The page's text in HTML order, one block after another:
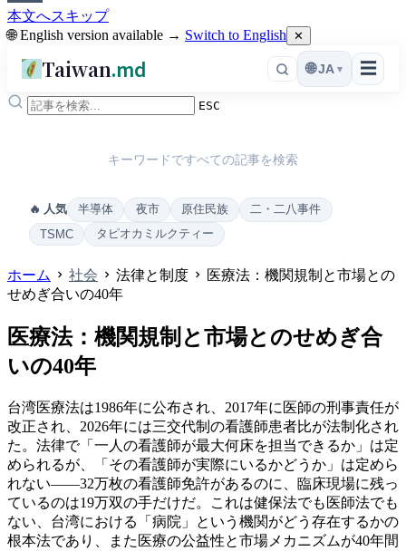
本文へスキップ
🌐 English version available → Switch to English ✕
Taiwan.md ☰
🌐 JA ▾
ESC
キーワードですべての記事を検索
🔥 人気 半導体 夜市 原住民族
二・二八事件
TSMC
タピオカミルクティー
ホーム 社会 法律と制度
医療法：機関規制と市場との
せめぎ合いの40年
医療法：機関規制と市場とのせめぎ合
いの40年
台湾医療法は1986年に公布され、2017年に医師の刑事責任が
改正され、2026年には三交代制の看護師患者比が法制化され
た。法律で「一人の看護師が最大何床を担当できるか」は定
められるが、「その看護師が実際にいるかどうか」は定めら
れない——32万枚の看護師免許があるのに、臨床現場に残っ
ているのは19万双の手だけだ。これは健保法でも医師法でも
ない、台湾における「病院」という機関がどう存在するかの
根本法であり、また医療の公益性と市場メカニズムが40年間